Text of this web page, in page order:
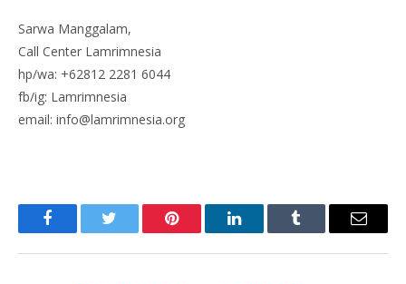
Sarwa Manggalam,
Call Center Lamrimnesia
hp/wa: +62812 2281 6044
fb/ig: Lamrimnesia
email: info@lamrimnesia.org
FacebookTwitter Pinterest LinkedInTumblr Email